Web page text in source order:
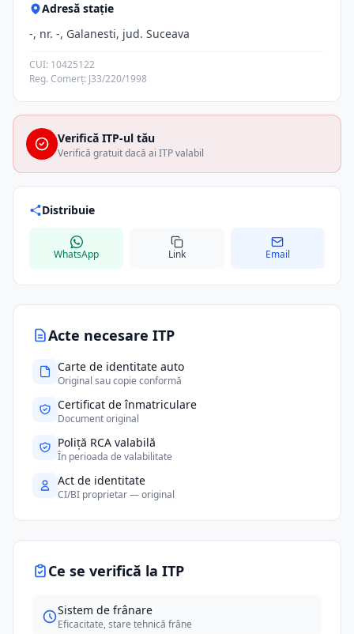
Acte necesare ITP
Carte de identitate auto
Original sau copie conformă
Certificat de înmatriculare
Document original
Poliță RCA valabilă
În perioada de valabilitate
Act de identitate
CI/BI proprietar — original
Ce se verifică la ITP
Sistem de frânare
Eficacitate, stare tehnică frâne
Adresă stație
-, nr. -, Galanesti, jud. Suceava
CUI: 10425122
Reg. Comerț: J33/220/1998
Verifică ITP-ul tău
Verifică gratuit dacă ai ITP valabil
Distribuie
WhatsApp Link Email